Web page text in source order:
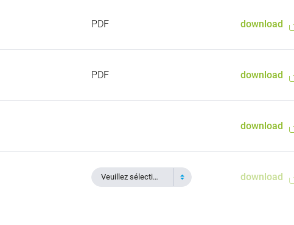
PDF download
PDF download
download
Veuillez sélectionner download